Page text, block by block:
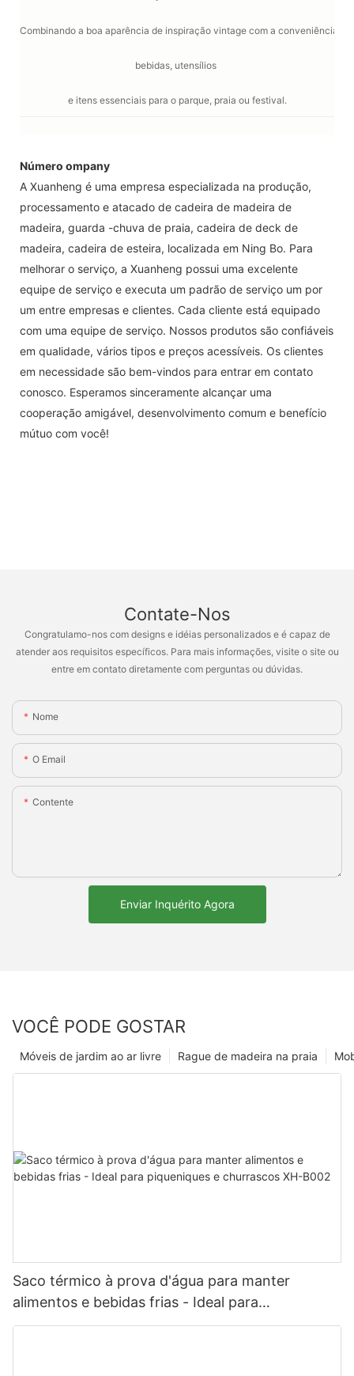
e itens essenciais para o parque, praia ou festival.
Número ompany
A Xuanheng é uma empresa especializada na produção,
processamento e atacado de cadeira de madeira de
madeira, guarda -chuva de praia, cadeira de deck de
madeira, cadeira de esteira, localizada em Ning Bo. Para
melhorar o serviço, a Xuanheng possui uma excelente
equipe de serviço e executa um padrão de serviço um por
um entre empresas e clientes. Cada cliente está equipado
com uma equipe de serviço. Nossos produtos são confiáveis
​​em qualidade, vários tipos e preços acessíveis. Os clientes
em necessidade são bem-vindos para entrar em contato
conosco. Esperamos sinceramente alcançar uma
cooperação amigável, desenvolvimento comum e benefício
mútuo com você!
Contate-Nos
Congratulamo-nos com designs e idéias personalizados e é capaz de
atender aos requisitos específicos. Para mais informações, visite o site ou
entre em contato diretamente com perguntas ou dúvidas.
Nome
O Email
Contente
Enviar Inquérito Agora
VOCÊ PODE GOSTAR
Rague de madeira na praia
Móveis de jardim ao ar livre
Saco térmico à prova d'água para manter
alimentos e bebidas frias - Ideal para
piqueniques e churrascos XH-B002